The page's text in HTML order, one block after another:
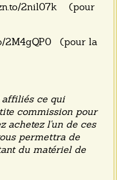
2nil07k (pour
2M4gQP0 (pour la
affiliés ce qui
commission pour
achetez l'un de ces
permettra de
du matériel de